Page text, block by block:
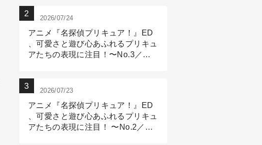
2026/07/24
アニメ『名探偵プリキュア！』ED
、可愛さと遊び心あふれるプリキュ
アたちの表現に注目！〜No.3／ア
2026/07/23
アニメ『名探偵プリキュア！』ED
、可愛さと遊び心あふれるプリキュ
アたちの表現に注目！ 〜No.2／モ